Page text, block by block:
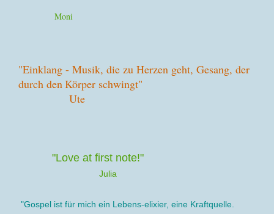
Moni
"Einklang - Musik, die zu Herzen geht, Gesang, der
durch denKörper schwingt"
Ute
"Love at first note!"
Julia
"Gospel ist für mich ein Lebens-elixier, eine Kraftquelle.